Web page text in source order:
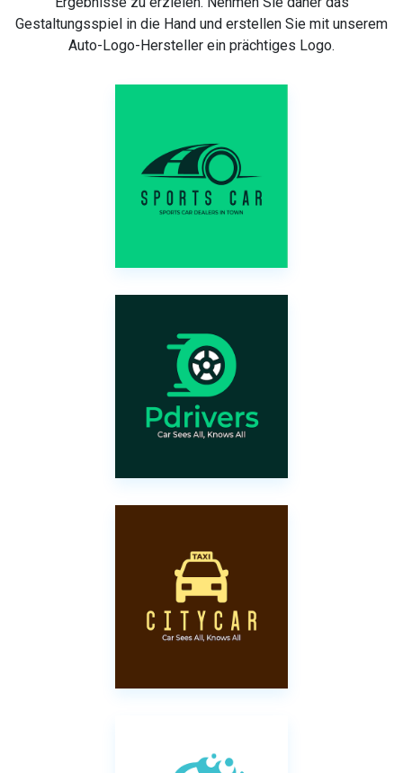
Gestaltungsspiel in die Hand und erstellen Sie mit unserem
Auto-Logo-Hersteller ein prächtiges Logo.